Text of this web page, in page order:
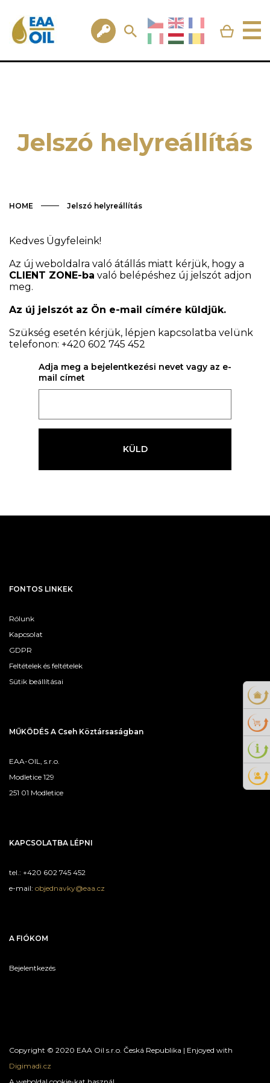
Jelszó helyreállítás
HOME Jelszó helyreállítás
Kedves Ügyfeleink!
Az új weboldalra való átállás miatt kérjük, hogy a
CLIENT ZONE-ba való belépéshez új jelszót adjon
meg.
Az új jelszót az Ön e-mail címére küldjük.
Szükség esetén kérjük, lépjen kapcsolatba velünk
telefonon: +420 602 745 452
Adja meg a bejelentkezési nevet vagy az e-
mail címet
KÜLD
FONTOS LINKEK
Rólunk
Kapcsolat
GDPR
Feltételek és feltételek
Sütik beállításai
MŰKÖDÉS A Cseh Köztársaságban
EAA-OIL, s.r.o.
Modletice 129
251 01 Modletice
KAPCSOLATBA LÉPNI
tel.: +420 602 745 452
e-mail: objednavky@eaa.cz
A FIÓKOM
Bejelentkezés
Copyright © 2020 EAA Oil s.r.o. Česká Republika | Enjoyed with
Digimadi.cz